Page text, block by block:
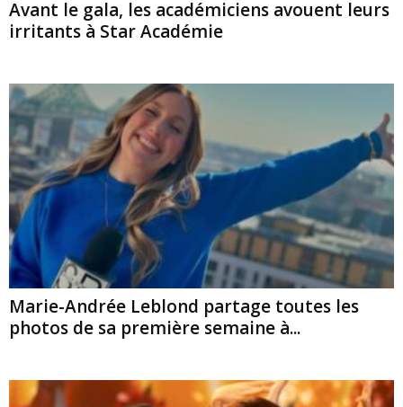
Avant le gala, les académiciens avouent leurs
irritants à Star Académie
Marie-Andrée Leblond partage toutes les
photos de sa première semaine à...